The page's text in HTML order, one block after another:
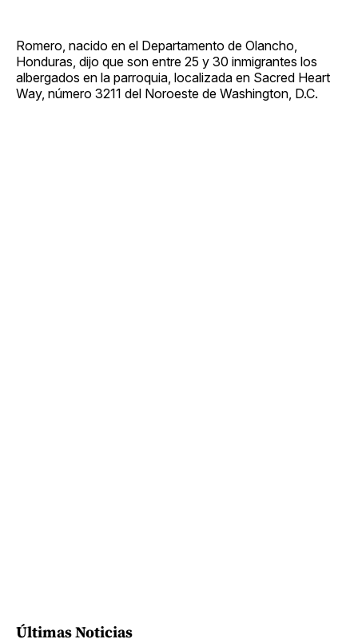
Romero, nacido en el Departamento de Olancho,
Honduras, dijo que son entre 25 y 30 inmigrantes los
albergados en la parroquia, localizada en Sacred Heart
Way, número 3211 del Noroeste de Washington, D.C.
Últimas Noticias